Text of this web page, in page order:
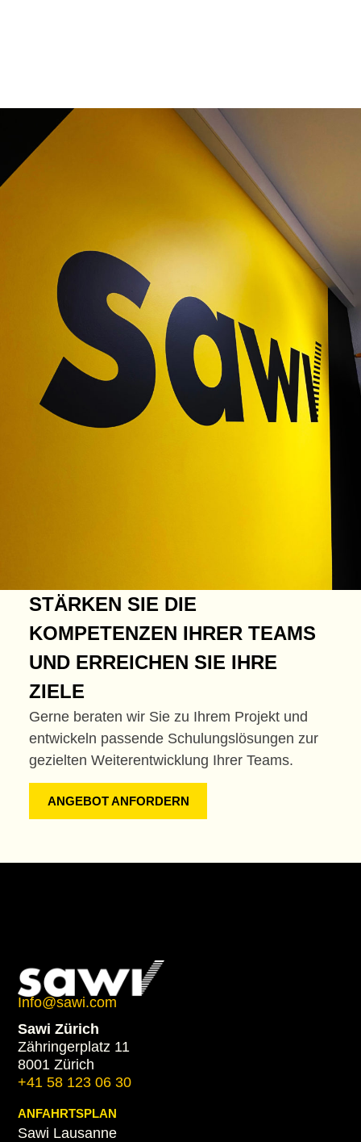
STÄRKEN SIE DIE
KOMPETENZEN IHRER TEAMS
UND ERREICHEN SIE IHRE
ZIELE
Gerne beraten wir Sie zu Ihrem Projekt und
entwickeln passende Schulungslösungen zur
gezielten Weiterentwicklung Ihrer Teams.
ANGEBOT ANFORDERN
Info@sawi.com
Sawi Zürich
Zähringerplatz 11
8001 Zürich
+41 58 123 06 30
ANFAHRTSPLAN
Sawi Lausanne